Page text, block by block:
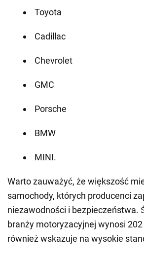
Toyota
Cadillac
Chevrolet
GMC
Porsche
BMW
MINI.
Warto zauważyć, że większość
samochody, których producenci
niezawodności i bezpieczeństwa.
branży motoryzacyjnej wynosi
również wskazuje na wysokie